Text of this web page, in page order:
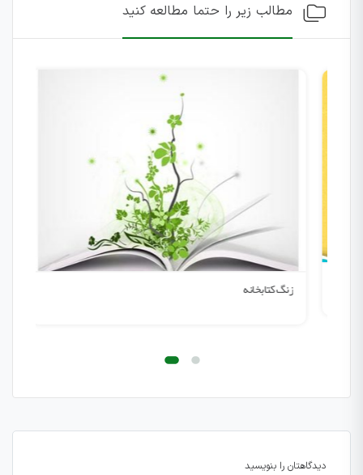
مطالب زیر را حتما مطالعه کنید
زنگ کتابخانه
دیدگاهتان را بنویسید